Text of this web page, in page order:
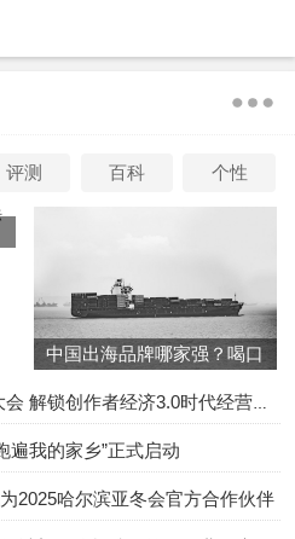
和优势打造海上“丝绸之路”艺
喜剧品牌之一开心麻花推出首
罗-丝路情缘》等多重邮轮体验
新艺术歌舞剧也将在爱达•魔都
底交付后开启以上海为母港的
航线，并适时推出“海上丝绸之
、短相结合的多样旅行度假选
形象、讲好中国故事、宣传中
地凝聚起“一带一路”沿线国家
评测 百科 个性
中国出海品牌哪家强？喝口
遍我的家乡”正式启动
2025哈尔滨亚冬会官方合作伙伴